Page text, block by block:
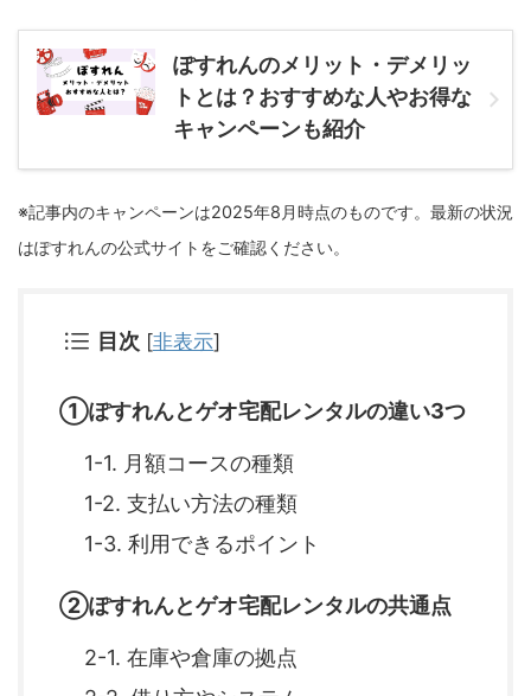
ぽすれんのメリット・デメリッ
トとは？おすすめな人やお得な
キャンペーンも紹介
※記事内のキャンペーンは2025年8月時点のものです。最新の状況
はぽすれんの公式サイトをご確認ください。
目次 [非表示]
①ぽすれんとゲオ宅配レンタルの違い3つ
1-1. 月額コースの種類
1-2. 支払い方法の種類
1-3. 利用できるポイント
②ぽすれんとゲオ宅配レンタルの共通点
2-1. 在庫や倉庫の拠点